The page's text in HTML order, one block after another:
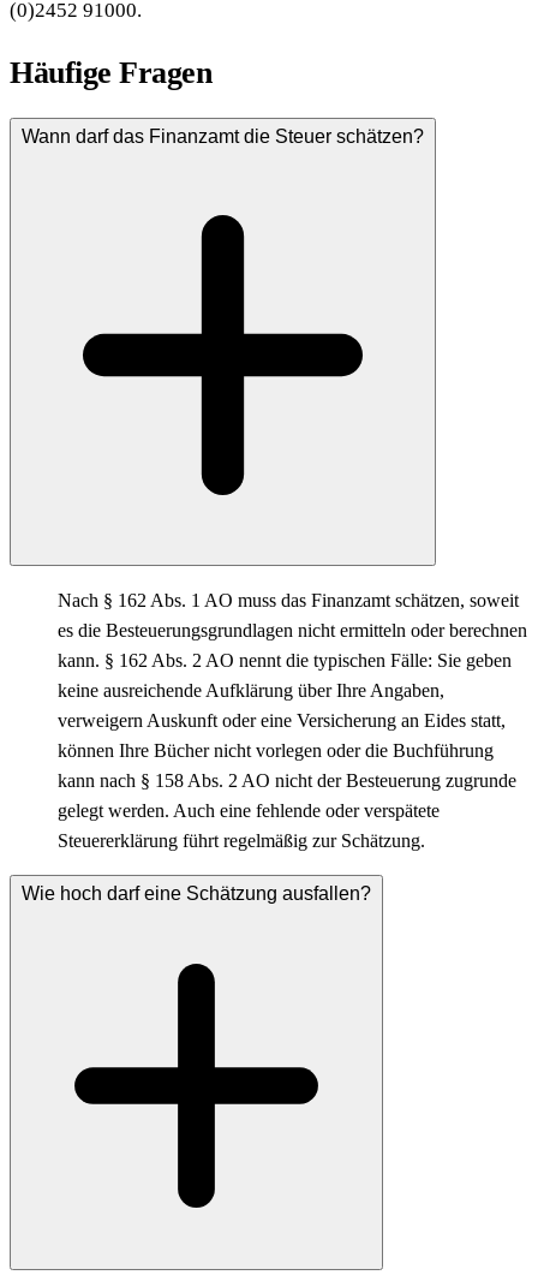
(0)2452 91000.
Häufige Fragen
Wann darf das Finanzamt die Steuer schätzen?
Nach § 162 Abs. 1 AO muss das Finanzamt schätzen, soweit
es die Besteuerungsgrundlagen nicht ermitteln oder berechnen
kann. § 162 Abs. 2 AO nennt die typischen Fälle: Sie geben
keine ausreichende Aufklärung über Ihre Angaben,
verweigern Auskunft oder eine Versicherung an Eides statt,
können Ihre Bücher nicht vorlegen oder die Buchführung
kann nach § 158 Abs. 2 AO nicht der Besteuerung zugrunde
gelegt werden. Auch eine fehlende oder verspätete
Steuererklärung führt regelmäßig zur Schätzung.
Wie hoch darf eine Schätzung ausfallen?